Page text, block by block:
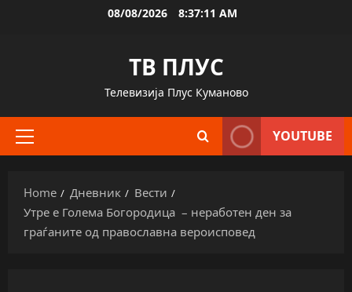
08/08/2026 8:37:11 AM
ТВ ПЛУС
Телевизија Плус Куманово
Primary
YOUTUBE
Home Дневник
Вести
Утре е Голема Богородица – неработен ден за
граѓаните од православна вероисповед